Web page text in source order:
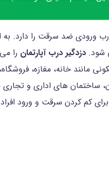
ضد سرقت را دارد. به
شود. دزدگیر درب آپارتمان را
خانه، مغازه، فروشگاه،
ساختمان های اداری و
کم کردن سرقت و ورود